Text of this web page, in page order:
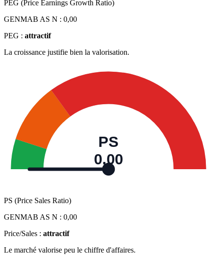
PEG (Price Earnings Growth Ratio)
GENMAB AS N : 0,00
PEG : attractif
La croissance justifie bien la valorisation.
PS
0,00
PS (Price Sales Ratio)
GENMAB AS N : 0,00
Price/Sales : attractif
Le marché valorise peu le chiffre d'affaires.